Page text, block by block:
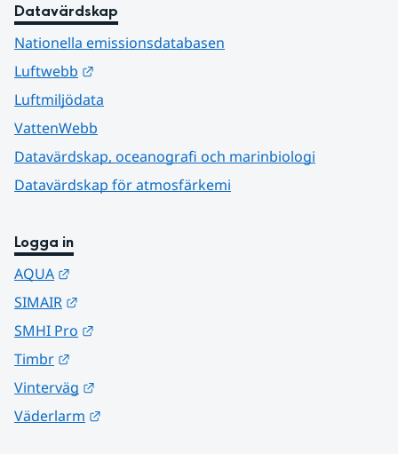
Datavärdskap
Nationella emissionsdatabasen
Luftwebb
Luftmiljödata
VattenWebb
Datavärdskap, oceanografi och marinbiologi
Datavärdskap för atmosfärkemi
Logga in
AQUA
SIMAIR
SMHI Pro
Timbr
Vinterväg
Väderlarm